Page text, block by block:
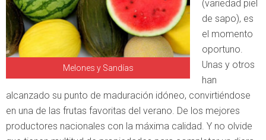
Melones y Sandías
(variedad piel
de sapo), es
el momento
oportuno.
Unas y otros
han
alcanzado su punto de maduración idóneo, convirtiéndose
en una de las frutas favoritas del verano. De los mejores
productores nacionales con la máxima calidad. Y no olvide